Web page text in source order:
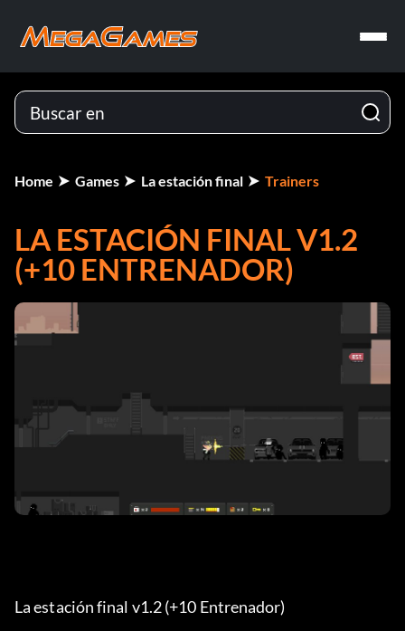
Home Games La estación final Trainers
LA ESTACIÓN FINAL V1.2
(+10 ENTRENADOR)
La estación final v1.2 (+10 Entrenador)